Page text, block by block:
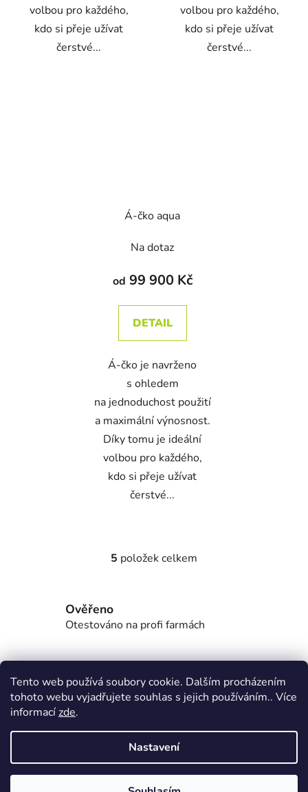
Tento web používá soubory cookie. Dalším procházením
tohoto webu vyjadřujete souhlas s jejich používáním.. Více
informacízde.
Nastavení
volbou pro každého,
kdo si přeje užívat
čerstvé...
volbou pro každého,
kdo si přeje užívat
čerstvé...
Á-čko aqua
Na dotaz
od 99 900 Kč
DETAIL
Á-čko je navrženo
s ohledem
na jednoduchost použití
a maximální výnosnost.
Díky tomu je ideální
volbou pro každého,
kdo si přeje užívat
čerstvé...
O
d
c
p
r
k
y
v
ý
5 položek celkem
Ověřeno
Otestováno na profi farmách
První startovací sazenice na nás.
Show room
Máme ukázkový show room